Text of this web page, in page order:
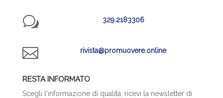
w 329.2183306
 rivista@promuovere.online
RESTA INFORMATO
Scegli l'informazione di qualità, ricevi la newsletter di